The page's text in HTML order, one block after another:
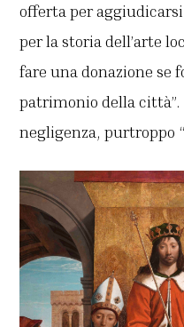
offerta per
per la storia dell’arte
fare una donazione se
patrimonio della città”.
negligenza, purtroppo